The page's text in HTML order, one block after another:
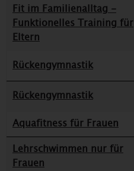
Fit im Familienalltag -
Funktionelles Training für
Eltern
Rückengymnastik
Rückengymnastik
Aquafitness für Frauen
Lehrschwimmen nur für
Frauen